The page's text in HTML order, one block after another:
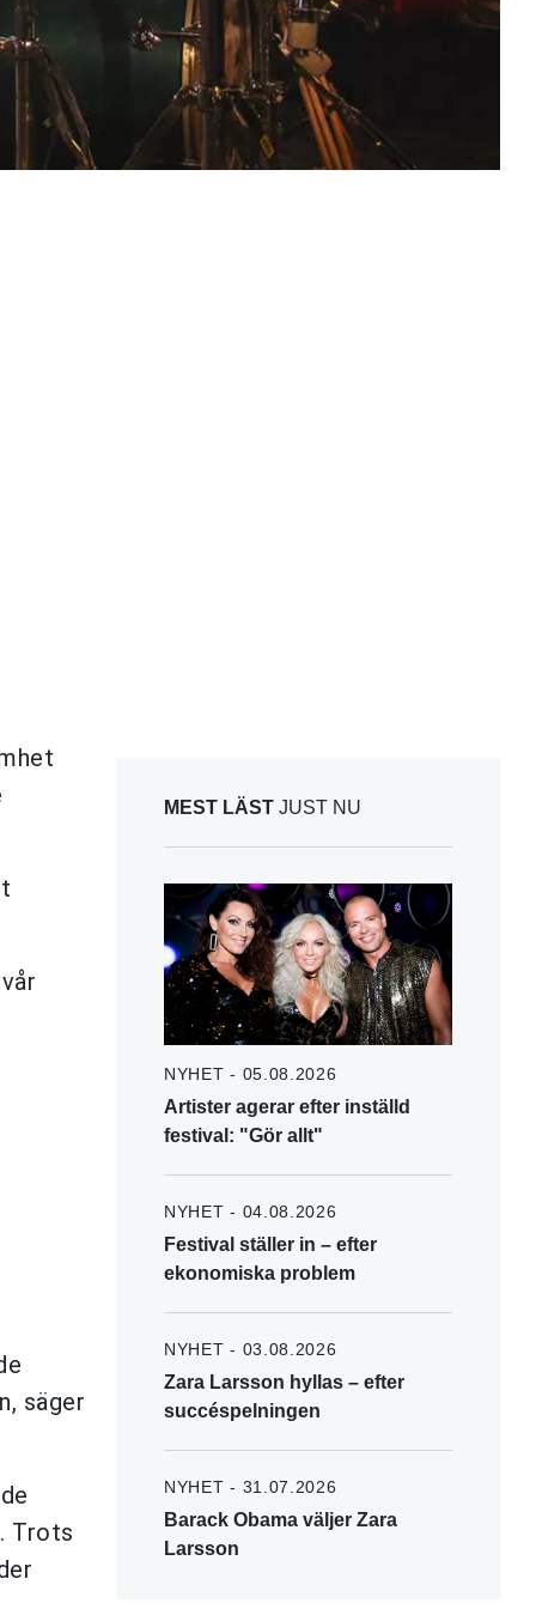
säger
Trots
MEST LÄST JUST NU
NYHET - 05.08.2026
Artister agerar efter inställd
festival: "Gör allt"
NYHET - 04.08.2026
Festival ställer in – efter
ekonomiska problem
NYHET - 03.08.2026
Zara Larsson hyllas – efter
succéspelningen
NYHET - 31.07.2026
Barack Obama väljer Zara
Larsson